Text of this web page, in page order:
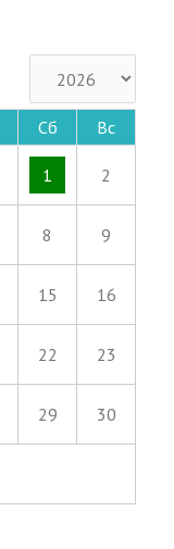
Сб Вс
1 2
8 9
15 16
22 23
29 30